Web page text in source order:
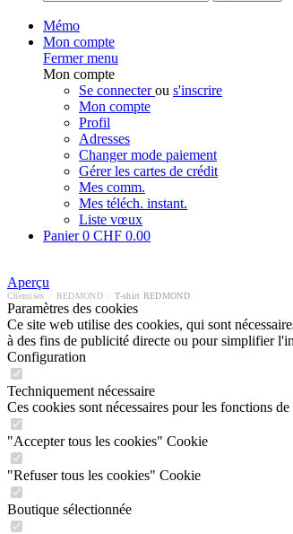
Mémo
Mon compte
Fermer menu
Mon compte
Se connecterou s'inscrire
Mon compte
Profil
Adresses
Changer mode paiement
Gérer les cartes de crédit
Mes comm.
Mes téléch. instant.
Liste vœux
Panier0 CHF 0.00
Aperçu
Chemises REDMOND T-shirt REDMOND
Paramètres des cookies
Ce site web utilise des cookies, qui sont
à des fins de publicité directe ou pour simplifier
Configuration
Techniquement nécessaire
Ces cookies sont nécessaires pour les fonctions
"Accepter tous les cookies" Cookie
"Refuser tous les cookies" Cookie
Boutique sélectionnée